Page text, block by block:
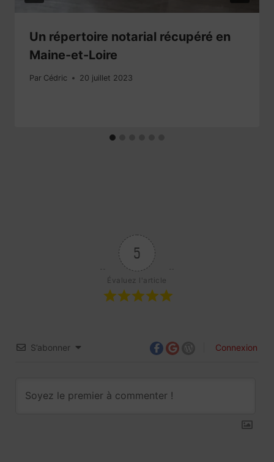
Un répertoire notarial récupéré en
Maine-et-Loire
Par Cédric 20 juillet 2023
5
Évaluez l'article
S’abonner Connexion